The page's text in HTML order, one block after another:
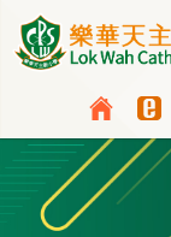
Skip to main content